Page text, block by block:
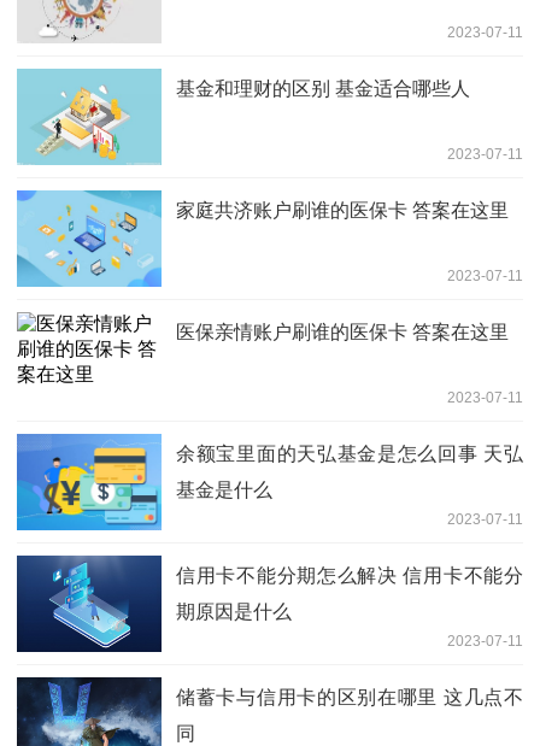
2023-07-11
基金和理财的区别 基金适合哪些人
2023-07-11
家庭共济账户刷谁的医保卡 答案在这里
2023-07-11
医保亲情账户刷谁的医保卡 答案在这里
2023-07-11
余额宝里面的天弘基金是怎么回事 天弘
基金是什么
2023-07-11
信用卡不能分期怎么解决 信用卡不能分
期原因是什么
2023-07-11
储蓄卡与信用卡的区别在哪里 这几点不
同